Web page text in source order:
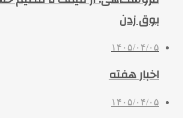
بوق زدن
۱۴۰۵/۰۴/۰۵
اخبار هفته
۱۴۰۵/۰۴/۰۵